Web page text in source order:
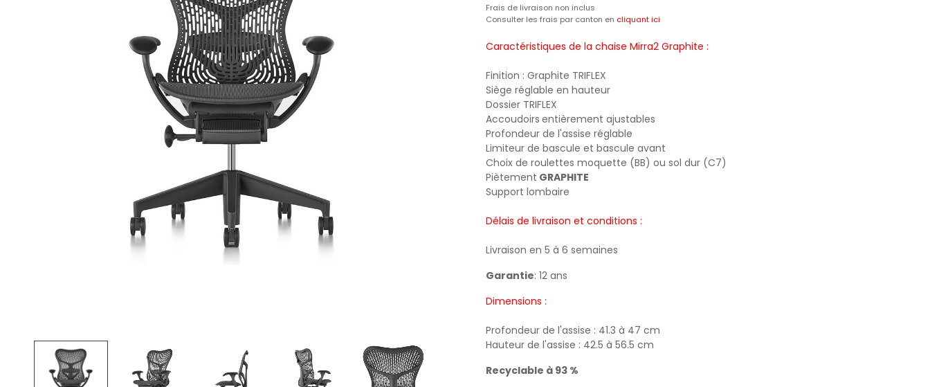
Frais de livraison non inclus
Consulter les frais par canton en cliquant ici
Caractéristiques de la chaise Mirra2 Graphite :
Finition : Graphite TRIFLEX
Siège réglable en hauteur
Dossier TRIFLEX
Accoudoirs entièrement ajustables
Profondeur de l'assise réglable
Limiteur de bascule et bascule avant
Choix de roulettes moquette (BB) ou sol dur (C7)
Piètement GRAPHITE
Support lombaire
Délais de livraison et conditions :
Livraison en 5 à 6 semaines
Garantie: 12 ans
Dimensions :
Profondeur de l'assise : 41.3 à 47 cm
Hauteur de l'assise : 42.5 à 56.5 cm
Recyclable à 93 %